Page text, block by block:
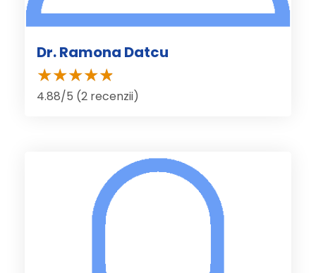
Dr. Ramona Datcu
4.88/5 (2 recenzii)